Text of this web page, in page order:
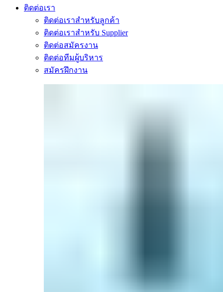
ติดต่อเรา
ติดต่อเราสำหรับลูกค้า
ติดต่อเราสำหรับ Supplier
ติดต่อสมัครงาน
ติดต่อทีมผู้บริหาร
สมัครฝึกงาน